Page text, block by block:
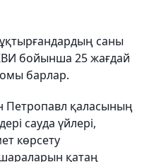
саны
бойынша 25 жағдай
барлар.
Петропавл қаласының
сауда үйлері,
көрсету
қатаң